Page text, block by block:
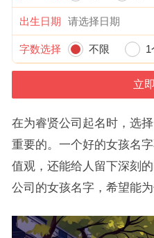
出生日期
字数选择 不限 1
在为睿贤公司起名时，选
重要的。一个好的女孩名
值观，还能给人留下深刻
公司的女孩名字，希望能为